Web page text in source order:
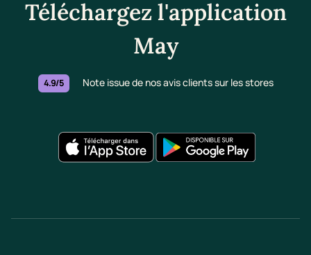
Téléchargez l'application
May
4.9/5 Note issue de nos avis clients sur les stores